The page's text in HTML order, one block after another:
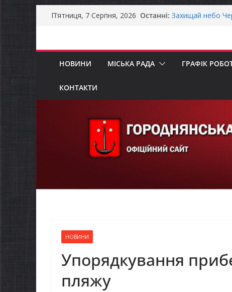
Перейти
П’ятниця, 7 Серпня, 2026 Останні: Захищай небо
Як отримати
НОВИНИ МІСЬКА РАДА ГРАФІК
КОНТАКТИ
НОВИНИ
Упорядкування
пляжу